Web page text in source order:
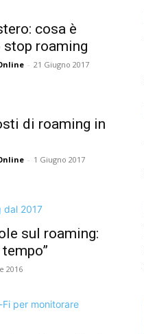
cosa è
roaming
- 21 Giugno 2017
di roaming in
- 1 Giugno 2017
sul roaming:
2016